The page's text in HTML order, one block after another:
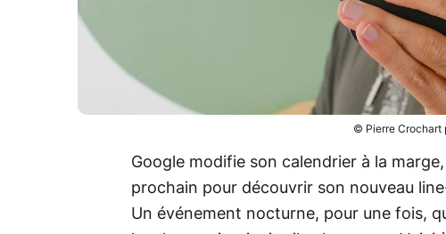
© Pierre Crochart
Google modifie son calendrier à la
prochain pour découvrir son nouveau
Un événement nocturne, pour une fois,